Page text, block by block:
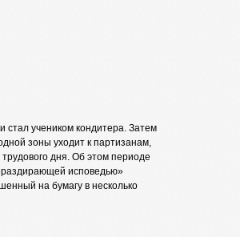
стал учеником кондитера. Затем
зоны уходит к партизанам,
дня. Об этом периоде
исповедью»
на бумагу в несколько
в развитии писательского